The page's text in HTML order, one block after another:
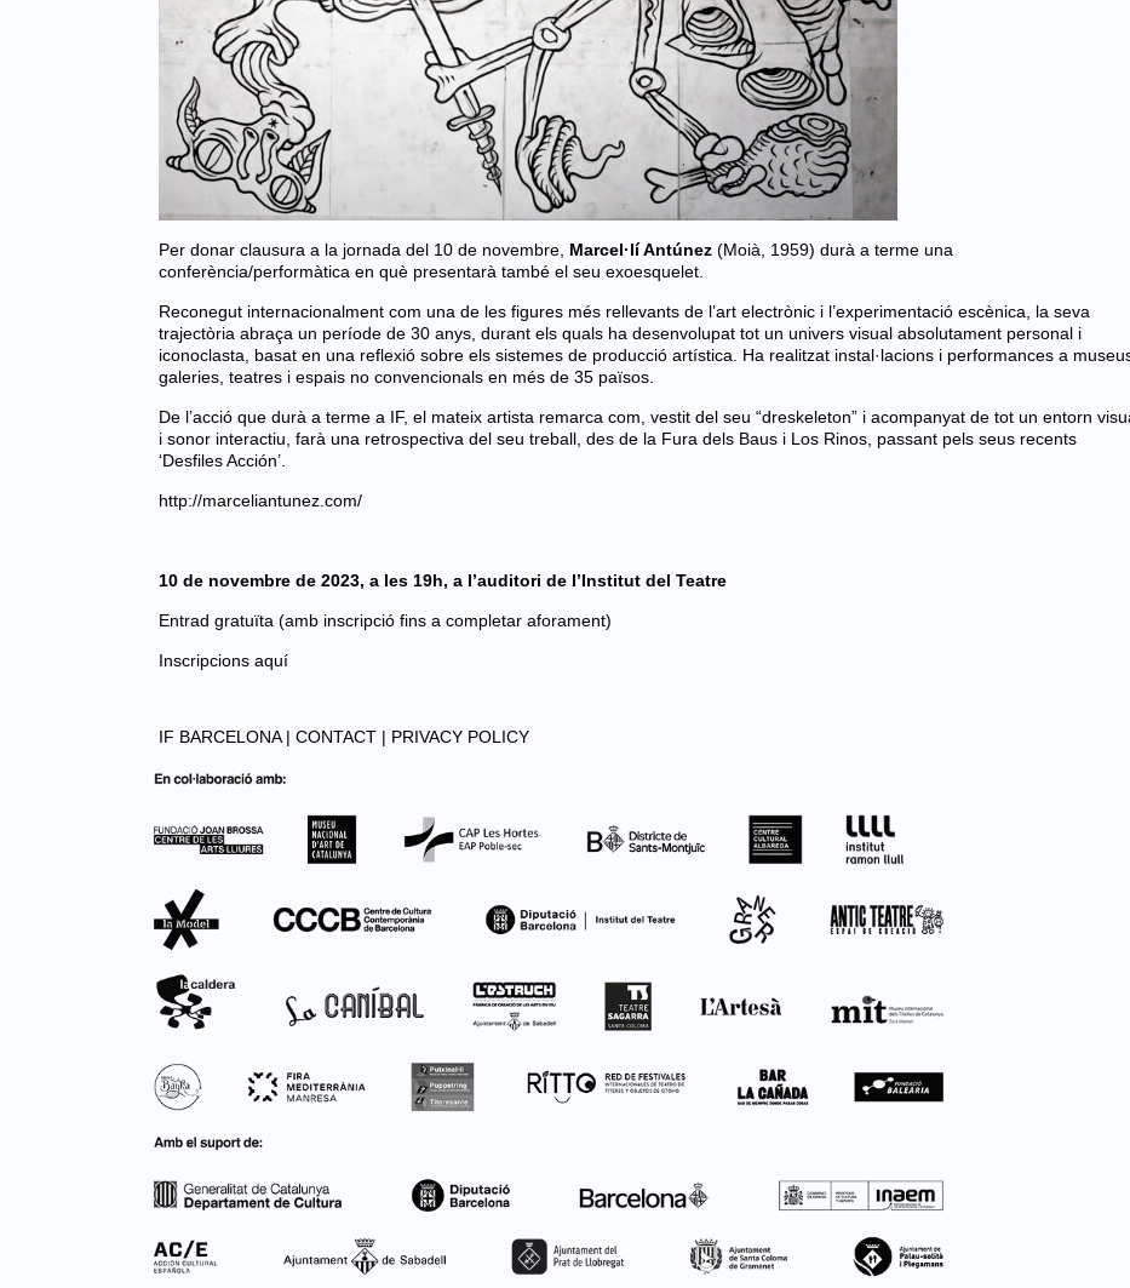
Per donar clausura a la jornada del 10 de novembre, Marcel·lí Antúnez (Moià, 1959) durà a terme una
conferència/performàtica en què presentarà també el seu exoesquelet.
Reconegut internacionalment com una de les figures més rellevants de l’art electrònic i l’experimentació escènica, la seva
trajectòria abraça un període de 30 anys, durant els quals ha desenvolupat tot un univers visual absolutament personal i
iconoclasta, basat en una reflexió sobre els sistemes de producció artística. Ha realitzat instal·lacions i performances a
galeries, teatres i espais no convencionals en més de 35 països.
De l’acció que durà a terme a IF, el mateix artista remarca com, vestit del seu “dreskeleton” i acompanyat de tot un entorn
i sonor interactiu, farà una retrospectiva del seu treball, des de la Fura dels Baus i Los Rinos, passant pels seus recents
‘Desfiles Acción’.
http://marceliantunez.com/
10 de novembre de 2023, a les 19h, a l’auditori de l’Institut del Teatre
Entrad gratuïta (amb inscripció fins a completar aforament)
Inscripcions aquí
IF BARCELONA | CONTACT | PRIVACY POLICY